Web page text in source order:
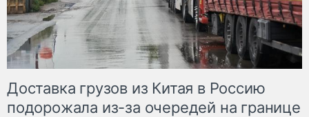
Доставка грузов из Китая в Россию
подорожала из-за очередей на границе